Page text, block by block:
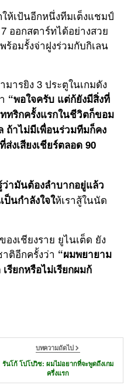
ห้เป้นอีกหนึ่งทีมเต็งแชมป์
ออกสตาร์ทได้อย่างสวย
ร้อมรั้งจ่าฝูงร่วมกับกิเลน
ารยิง 3 ประตูในเกมดัง
“พอใจครับ แต่ก้ยังมีสิ่งที่
ทริกครั้งแรกในชีวิตก็ขอม
ถ้าไม่มีเพื่อนร่วมทีมก็คง
งเสียงเชียร์ตลอด 90
ามันต้องลำบากอยู่แล้ว
ป็นกำลังใจให้เราสู้ในนัด
งเชียงราย ยูไนเต็ด ยัง
ติอีกครั้งว่า “ผมพยายาม
รียกหรือไม่เรียกผมก้
บทความถัดไป
รันโก้ โปโปวิช: ผมไม่อยากที่จะพูดถึงเกม
ครึ่งแรก